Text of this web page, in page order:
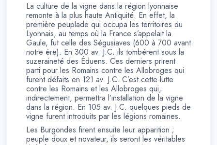
La culture de la vigne dans la région lyonnaise
remonte à la plus haute Antiquité. En effet, la
première peuplade qui occupa les territoires du
Lyonnais, au temps où la France s’appelait la
Gaule, fut celle des Ségusiaves (600 à 700 avant
notre ère). En 300 av. J.C. ils tombèrent sous la
suzeraineté des Éduens. Ces derniers prirent
parti pour les Romains contre les Allobroges qui
furent défaits en 121 av. J.C. C’est cette lutte
contre les Romains et les Allobroges qui,
indirectement, permettra l’installation de la vigne
dans la région. En 105 av. J.C. quelques pieds de
vigne furent introduits par les légions romaines.
Les Burgondes firent ensuite leur apparition ;
peuple doux et novateur, ils seront les véritables